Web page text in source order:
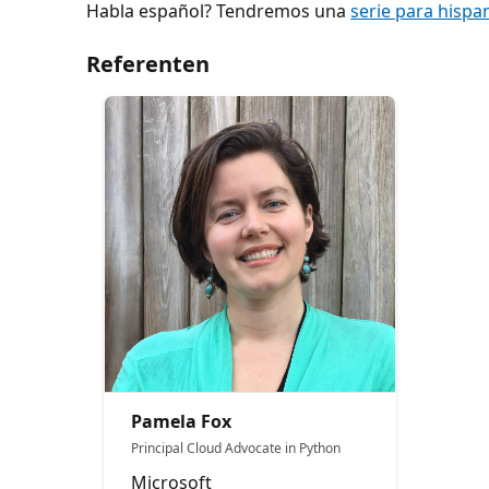
Habla español? Tendremos unaserie para
Referenten
Pamela Fox
Principal Cloud Advocate in Python
Microsoft